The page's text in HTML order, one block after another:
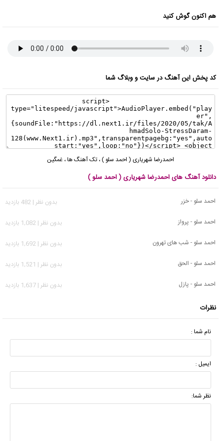
هم اکنون گوش کنید
کد پخش این آهنگ در سایت و وبلاگ شما
احمدرضا شهریاری ( احمد سلو ) ، تک آهنگ ها، غمگین
دانلود آهنگ های احمدرضا شهریاری ( احمد سلو )
احمد سلو - خزر
بدون نظر | 482 بازدید
احمد سلو - پرواز
بدون نظر | 1,082 بازدید
احمد سلو - شب های تهرون
بدون نظر | 1,692 بازدید
احمد سلو - الحق
بدون نظر | 1,521 بازدید
احمد سلو - پازل
بدون نظر | 1,637 بازدید
نظرات
نام شما :
ایمیل :
نظر شما: